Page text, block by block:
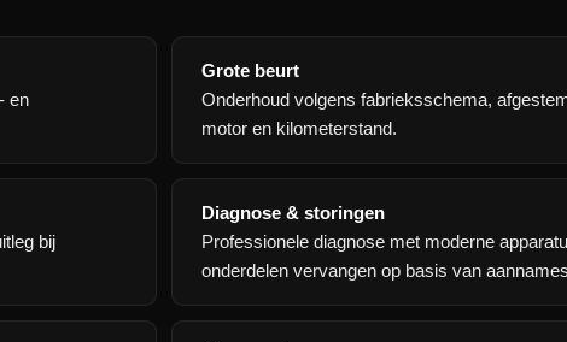
en
Grote beurt
Onderhoud volgens fabrieksschema,
motor en kilometerstand.
bij
Diagnose & storingen
Professionele diagnose met moderne
onderdelen vervangen op basis van